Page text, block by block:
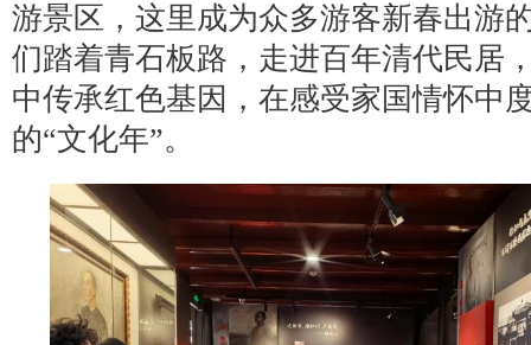
游景区，这里成为众多游客新春出游
们踏着青石板路，走进百年清代民居
中传承红色基因，在感受家国情怀中
的“文化年”。